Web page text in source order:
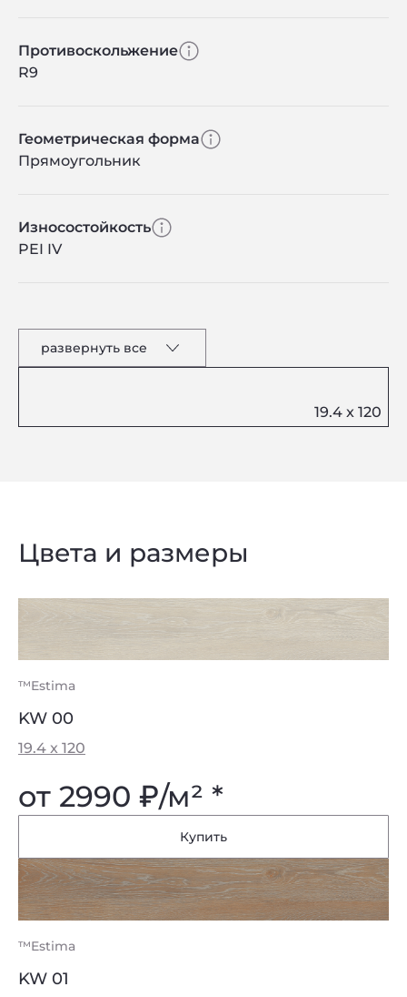
Противоскольжение
R9
Геометрическая форма
Прямоугольник
Износостойкость
PEI IV
развернуть все
Цвета и размеры
™Estima
KW 00
19.4 x 120
от 2990 ₽/м² *
Купить
™Estima
KW 01